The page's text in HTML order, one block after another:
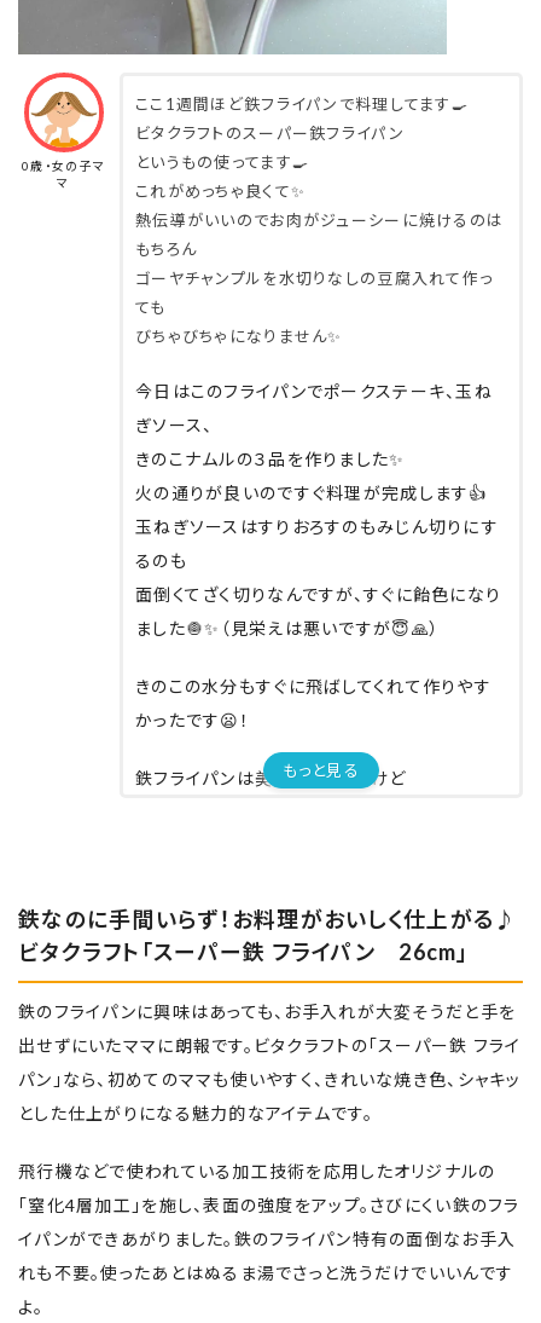
0歳・女の子マ
マ
ここ1週間ほど鉄フライパンで料理してます🍳
ビタクラフトのスーパー鉄フライパン
というもの使ってます🍳
これがめっちゃ良くて✨
熱伝導がいいのでお肉がジューシーに焼けるのは
もちろん
ゴーヤチャンプルを水切りなしの豆腐入れて作っ
ても
びちゃびちゃになりません✨
今日はこのフライパンでポークステーキ、玉ね
ぎソース、
きのこナムルの３品を作りました✨
火の通りが良いのですぐ料理が完成します👍
玉ねぎソースはすりおろすのもみじん切りにす
るのも
面倒くてざく切りなんですが、すぐに飴色になり
ました🧅✨（見栄えは悪いですが😇🙏）
きのこの水分もすぐに飛ばしてくれて作りやす
かったです😦！
鉄フライパンは美味しくできるけど
なに焦げないし
手入れも特に入りません😦
こびりつきはありますが、スポンジでこすったら
すぐ落ちるしテフロンがはげる心配もしなくて
良いので
扱いも楽です。
今まで私の扱いが雑なせいか2年ほどで
これはその心配もなくずっと使えるみたいです
♡
しかも軽い。✨
そしてとにかくすぐに料理が完成します✨
もっと見る
鉄なのに手間いらず！お料理がおいしく仕上がる♪
ビタクラフト「スーパー鉄 フライパン 26cm」
鉄のフライパンに興味はあっても、お手入れが大変そうだと手を
出せずにいたママに朗報です。ビタクラフトの「スーパー鉄 フライ
パン」なら、初めてのママも使いやすく、きれいな焼き色、シャキッ
とした仕上がりになる魅力的なアイテムです。
飛行機などで使われている加工技術を応用したオリジナルの
「窒化4層加工」を施し、表面の強度をアップ。さびにくい鉄のフラ
イパンができあがりました。鉄のフライパン特有の面倒なお手入
れも不要。使ったあとはぬるま湯でさっと洗うだけでいいんです
よ。